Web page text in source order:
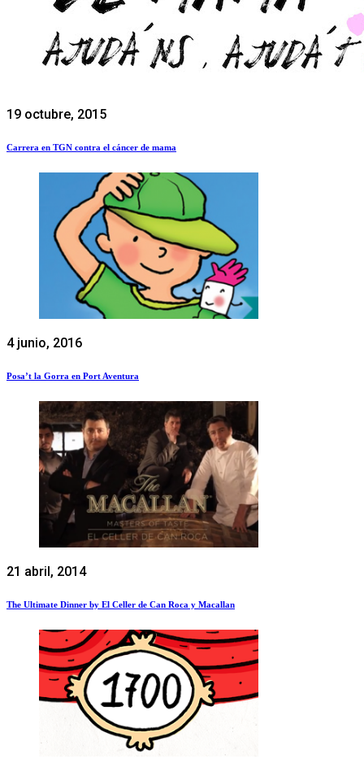
19 octubre, 2015
Carrera en TGN contra el cáncer de mama
4 junio, 2016
Posa’t la Gorra en Port Aventura
21 abril, 2014
The Ultimate Dinner by El Celler de Can Roca y Macallan